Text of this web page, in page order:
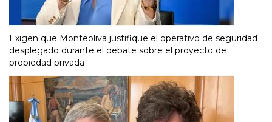
Exigen que Monteoliva justifique el operativo de seguridad
desplegado durante el debate sobre el proyecto de
propiedad privada